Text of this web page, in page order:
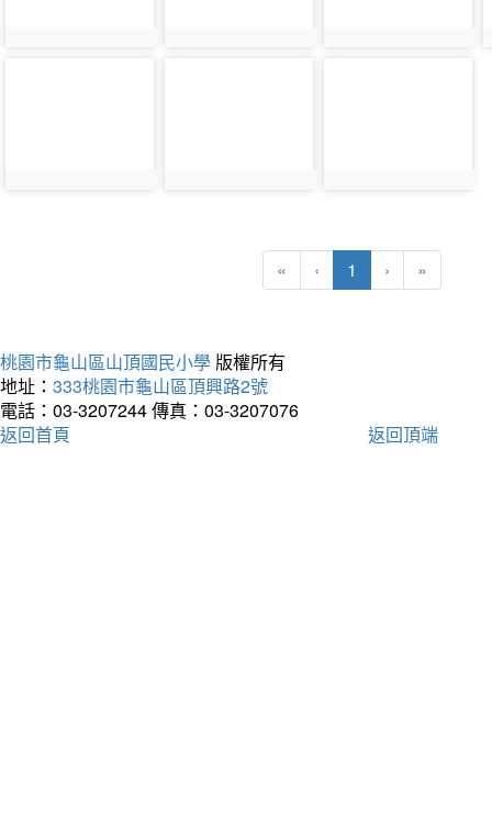
« ‹ 1 (current)
› »
桃園市龜山區山頂國民小學 版權所有
地址： 333桃園市龜山區頂興路2號
電話：03-3207244傳真：03-3207076
返回首頁
返回頂端